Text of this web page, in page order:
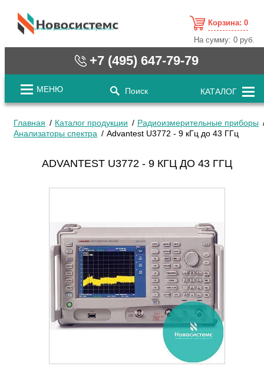
cистемные решения / www.novosystems.ru
Корзина: 0
На сумму:0 руб.
+7 (495) 647-79-79
МЕНЮ Поиск КАТАЛОГ
Главная Каталог продукции
Радиоизмерительные приборы
Анализаторы спектра
Advantest U3772 - 9 кГц до 43 ГГц
ADVANTEST U3772 - 9 КГЦ ДО 43 ГГЦ